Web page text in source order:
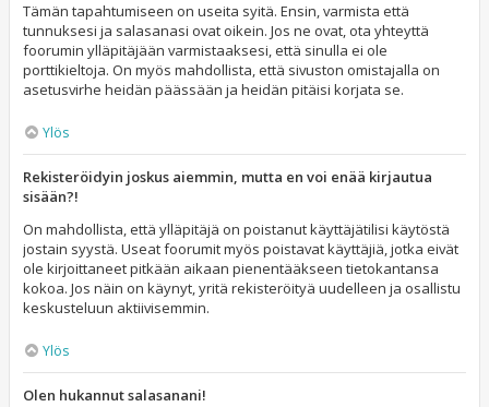
Tämän tapahtumiseen on useita syitä. Ensin, varmista että
tunnuksesi ja salasanasi ovat oikein. Jos ne ovat, ota yhteyttä
foorumin ylläpitäjään varmistaaksesi, että sinulla ei ole
porttikieltoja. On myös mahdollista, että sivuston omistajalla on
asetusvirhe heidän päässään ja heidän pitäisi korjata se.
Ylös
Rekisteröidyin joskus aiemmin, mutta en voi enää kirjautua
sisään?!
On mahdollista, että ylläpitäjä on poistanut käyttäjätilisi käytöstä
jostain syystä. Useat foorumit myös poistavat käyttäjiä, jotka eivät
ole kirjoittaneet pitkään aikaan pienentääkseen tietokantansa
kokoa. Jos näin on käynyt, yritä rekisteröityä uudelleen ja osallistu
keskusteluun aktiivisemmin.
Ylös
Olen hukannut salasanani!